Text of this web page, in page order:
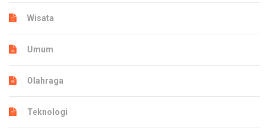
Wisata
Umum
Olahraga
Teknologi